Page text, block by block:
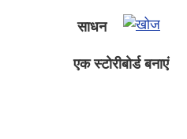
साधन
एक स्टोरीबोर्ड बनाएं